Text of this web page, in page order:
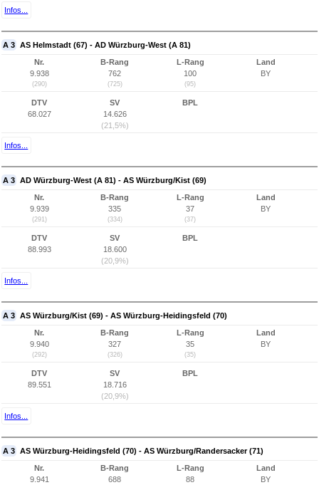
Infos...
A 3 AS Helmstadt (67) - AD Würzburg-West (A 81)
Nr.
9.938
(290)
B-Rang
762
(725)
L-Rang
100
(95)
Land
BY
DTV
68.027
SV
14.626
(21,5%)
BPL
Infos...
A 3 AD Würzburg-West (A 81) - AS Würzburg/Kist (69)
Nr.
9.939
(291)
B-Rang
335
(334)
L-Rang
37
(37)
Land
BY
DTV
88.993
SV
18.600
(20,9%)
BPL
Infos...
A 3 AS Würzburg/Kist (69) - AS Würzburg-Heidingsfeld (70)
Nr.
9.940
(292)
B-Rang
327
(326)
L-Rang
35
(35)
Land
BY
DTV
89.551
SV
18.716
(20,9%)
BPL
Infos...
A 3 AS Würzburg-Heidingsfeld (70) - AS Würzburg/Randersacker (71)
Nr.
9.941
B-Rang
688
L-Rang
88
Land
BY